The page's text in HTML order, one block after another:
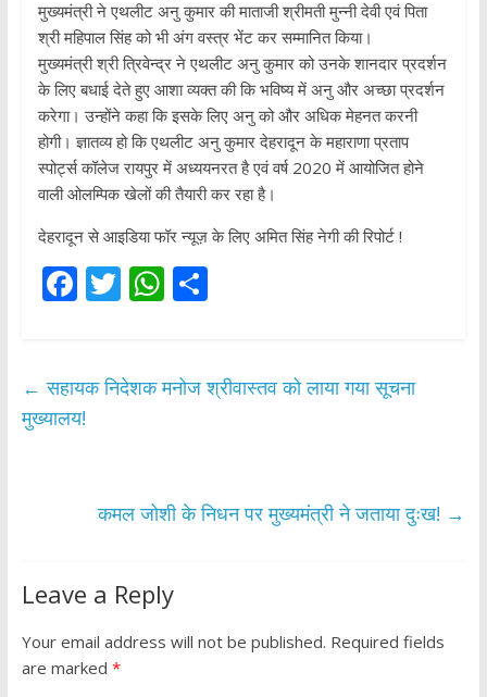
मुख्यमंत्री ने एथलीट अनु कुमार की माताजी श्रीमती मुन्नी देवी एवं पिता
श्री महिपाल सिंह को भी अंग वस्त्र भेंट कर सम्मानित किया।
मुख्यमंत्री श्री त्रिवेन्द्र ने एथलीट अनु कुमार को उनके शानदार प्रदर्शन
के लिए बधाई देते हुए आशा व्यक्त की कि भविष्य में अनु और अच्छा प्रदर्शन
करेगा। उन्होंने कहा कि इसके लिए अनु को और अधिक मेहनत करनी
होगी। ज्ञातव्य हो कि एथलीट अनु कुमार देहरादून के महाराणा प्रताप
स्पोर्ट्स कॉलेज रायपुर में अध्ययनरत है एवं वर्ष 2020 में आयोजित होने
वाली ओलम्पिक खेलों की तैयारी कर रहा है।
देहरादून से आइडिया फॉर न्यूज़ के लिए अमित सिंह नेगी की रिपोर्ट !
F
b
o
T
er
W
s
p
S
e
← सहायक निदेशक मनोज श्रीवास्तव को लाया गया सूचना
मुख्यालय!
कमल जोशी के निधन पर मुख्यमंत्री ने जताया दुःख! →
Leave a Reply
Your email address will not be published. Required fields
are marked *